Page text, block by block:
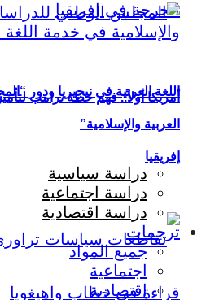
أمريكا أولاً.. فهم خطة ترامب
إفريقيا
اللغة العربية في نيجيريا ودور
العربية والإسلامية”
دراسة سياسية
دراسة اجتماعية
دراسة اقتصادية
ترجمات
جميع المواد
اجتماعية
اقتصادية